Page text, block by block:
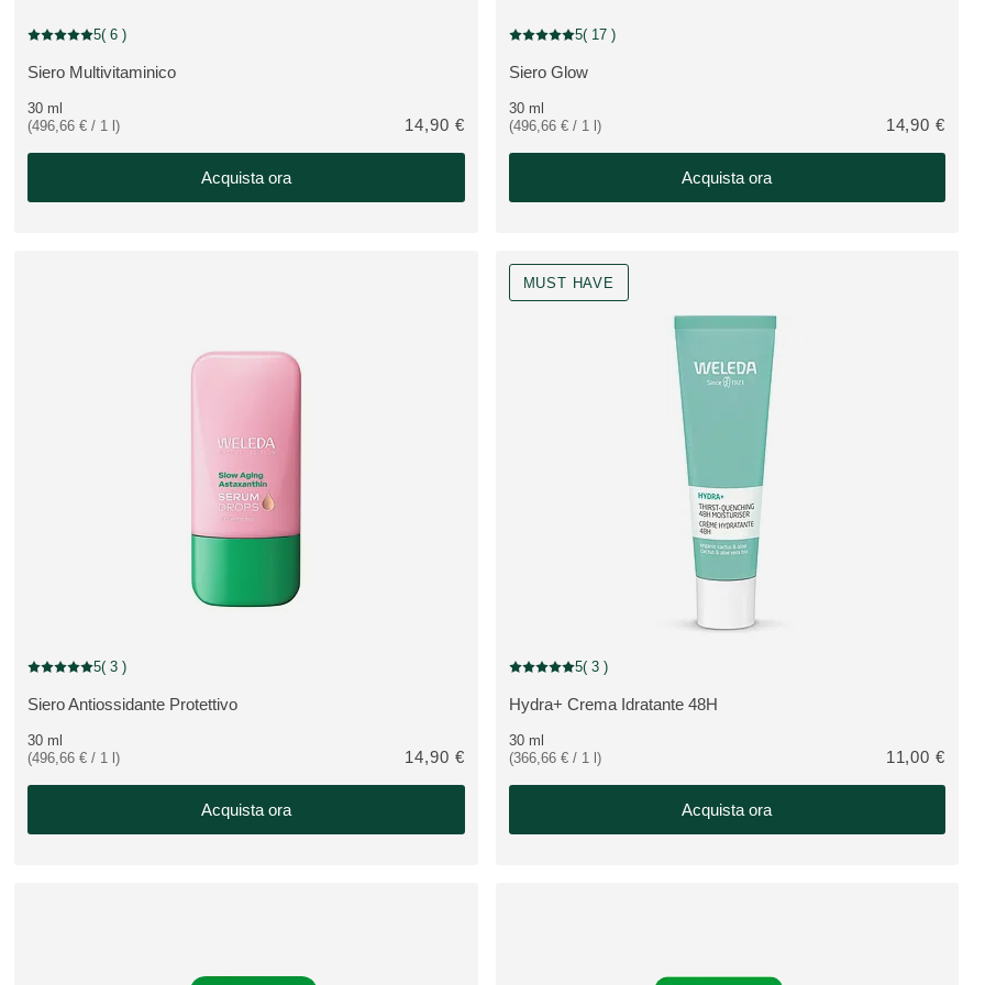
VEDI PRODOTTO:
Siero Multivitaminico
Valutazione attuale: 5 su 5 stelle recensito da 6 consumatori
5( 6 )
30 ml
(496,66 € / 1 l)
14,90 €
Acquista ora
VEDI PRODOTTO:
Siero Glow
Valutazione attuale: 5 su 5 stelle recensito da 17 consumatori
5( 17 )
30 ml
(496,66 € / 1 l)
14,90 €
Acquista ora
VEDI PRODOTTO:
Siero Antiossidante Protettivo
Valutazione attuale: 5 su 5 stelle recensito da 3 consumatori
5( 3 )
30 ml
(496,66 € / 1 l)
14,90 €
Acquista ora
MUST HAVE
MUST HAVE
VEDI PRODOTTO:
Hydra+ Crema Idratante 48H
Valutazione attuale: 5 su 5 stelle recensito da 3 consumatori
5( 3 )
30 ml
(366,66 € / 1 l)
11,00 €
Acquista ora